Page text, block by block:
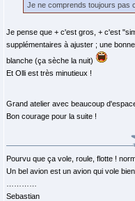
Je ne comprends toujours pas
Je pense que + c'est gros, + c'est
supplémentaires à ajuster ; une
blanche (ça sèche la nuit)
Et Olli est très minutieux !
Grand atelier avec beaucoup
Bon courage pour la suite !
Pourvu que ça vole, roule, flotte !
Un bel avion est un avion qui vole
Sebastian